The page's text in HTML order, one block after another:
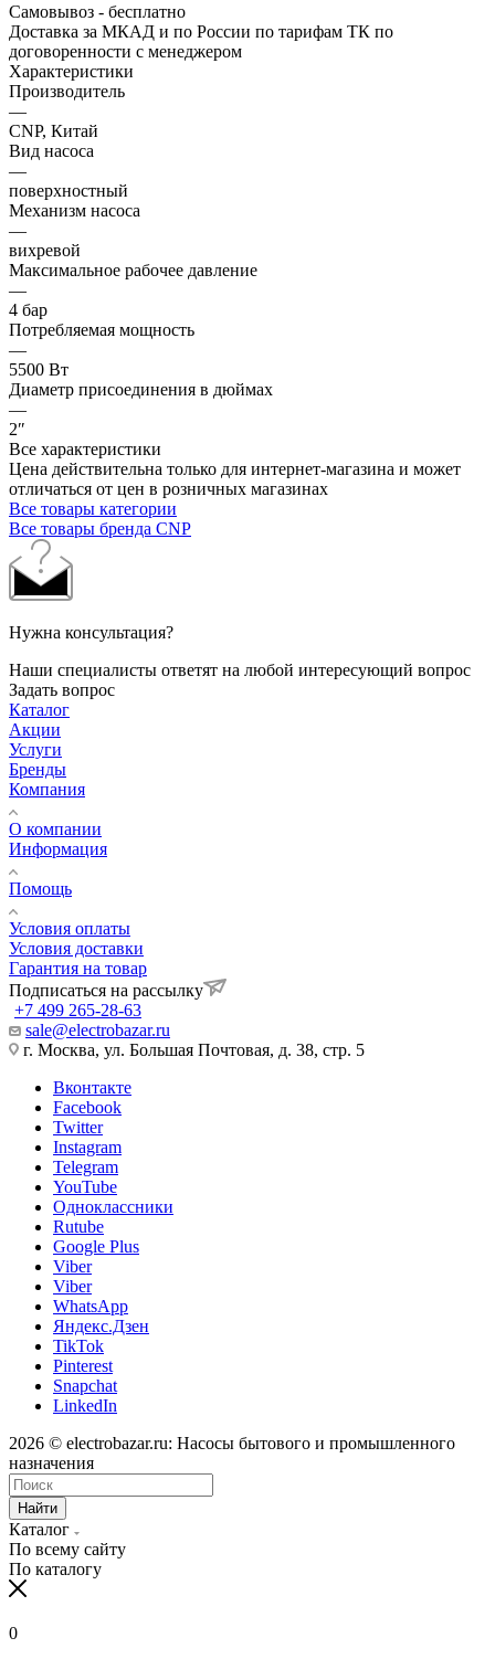
Самовывоз - бесплатно
Доставка за МКАД и по России по тарифам ТК по
договоренности с менеджером
Характеристики
Производитель
—
CNP, Китай
Вид насоса
—
поверхностный
Механизм насоса
—
вихревой
Максимальное рабочее давление
—
4 бар
Потребляемая мощность
—
5500 Вт
Диаметр присоединения в дюймах
—
2″
Все характеристики
Цена действительна только для интернет-магазина и может
отличаться от цен в розничных магазинах
Все товары категории
Все товары бренда CNP
Нужна консультация?
Наши специалисты ответят на любой интересующий вопрос
Задать вопрос
Каталог
Акции
Услуги
Бренды
Компания
О компании
Информация
Помощь
Условия оплаты
Условия доставки
Гарантия на товар
Подписаться на рассылку
+7 499 265-28-63
sale@electrobazar.ru
г. Москва, ул. Большая Почтовая, д. 38, стр. 5
Вконтакте
Facebook
Twitter
Instagram
Telegram
YouTube
Одноклассники
Rutube
Google Plus
Viber
Viber
WhatsApp
Яндекс.Дзен
TikTok
Pinterest
Snapchat
LinkedIn
2026 © electrobazar.ru: Насосы бытового и промышленного
назначения
Найти
Каталог
По всему сайту
По каталогу
0